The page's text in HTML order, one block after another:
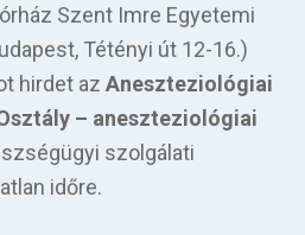
Szent Imre Egyetemi
Tétényi út 12-16.)
hirdet az Aneszteziológiai
– aneszteziológiai
szolgálati
időre.